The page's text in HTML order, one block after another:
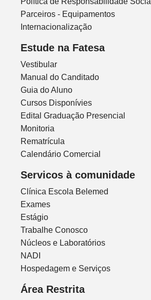
Parceiros - Equipamentos
Internacionalização
Estude na Fatesa
Vestibular
Manual do Canditado
Guia do Aluno
Cursos Disponívies
Edital Graduação Presencial
Monitoria
Rematrícula
Calendário Comercial
Servicos à comunidade
Clínica Escola Belemed
Exames
Estágio
Trabalhe Conosco
Núcleos e Laboratórios
NADI
Hospedagem e Serviços
Área Restrita